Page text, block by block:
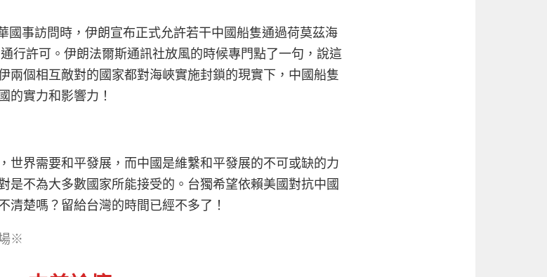
國事訪問時，伊朗宣布正式允許若干中國船隻通過荷莫茲海
行許可。伊朗法爾斯通訊社放風的時候專門點了一句，說這
兩個相互敵對的國家都對海峽實施封鎖的現實下，中國船隻
的實力和影響力！
世界需要和平發展，而中國是維繫和平發展的不可或缺的力
是不為大多數國家所能接受的。台獨希望依賴美國對抗中國
清楚嗎？留給台灣的時間已經不多了！
※